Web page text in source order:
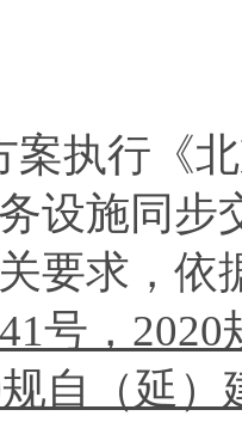
案执行《
设施同步
要求，依
号，
自（延